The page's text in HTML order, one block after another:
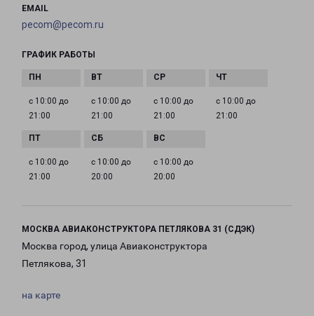
EMAIL
pecom@pecom.ru
ГРАФИК РАБОТЫ
с 10:00 до
21:00
с 10:00 до
21:00
с 10:00 до
21:00
с 10:00 до
21:00
с 10:00 до
21:00
с 10:00 до
20:00
с 10:00 до
20:00
МОСКВА АВИАКОНСТРУКТОРА ПЕТЛЯКОВА 31 (СДЭК)
Москва город, улица Авиаконструктора
Петлякова, 31
на карте